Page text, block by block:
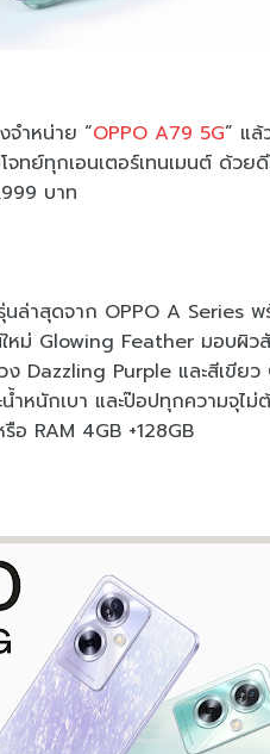
จำหน่าย “OPPO A79 5G” แ
ย์ทุกเอนเตอร์เทนเมนต์ ด้วย
บาท
นล่าสุดจาก OPPO A Series
ใหม่ Glowing Feather มอบ
ง Dazzling Purple และสีเขี
ำหนักเบา และป๊อปทุกความจุไ
อ RAM 4GB +128GB